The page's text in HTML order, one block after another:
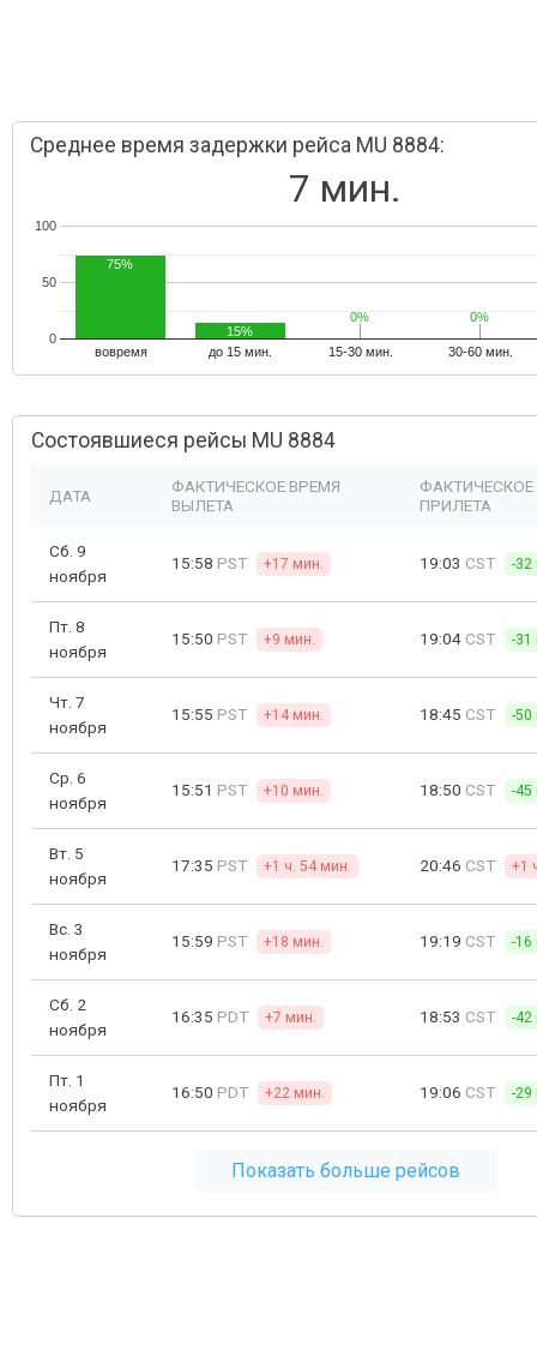
Среднее время задержки рейса MU 8884:
7 мин.
вовремя до 15 мин. 15-30 мин. 30-60 мин.
0
50
100
75%
15%
0%
0% 0%
0%
Состоявшиеся рейсы MU 8884
ДАТА
ФАКТИЧЕСКОЕ ВРЕМЯ
ВЫЛЕТА
ФАКТИЧЕСКОЕ
ПРИЛЕТА
Сб. 9
ноября
15:58 PST +17 мин. 19:03 CST -32
Пт. 8
ноября
15:50 PST +9 мин. 19:04 CST -31
Чт. 7
ноября
15:55 PST +14 мин. 18:45 CST -50
Ср. 6
ноября
15:51 PST +10 мин. 18:50 CST -45
Вт. 5
ноября
17:35 PST +1 ч. 54 мин. 20:46 CST +1
Вс. 3
ноября
15:59 PST +18 мин. 19:19 CST -16
Сб. 2
ноября
16:35 PDT +7 мин. 18:53 CST -42
Пт. 1
ноября
16:50 PDT +22 мин. 19:06 CST -29
Показать больше рейсов